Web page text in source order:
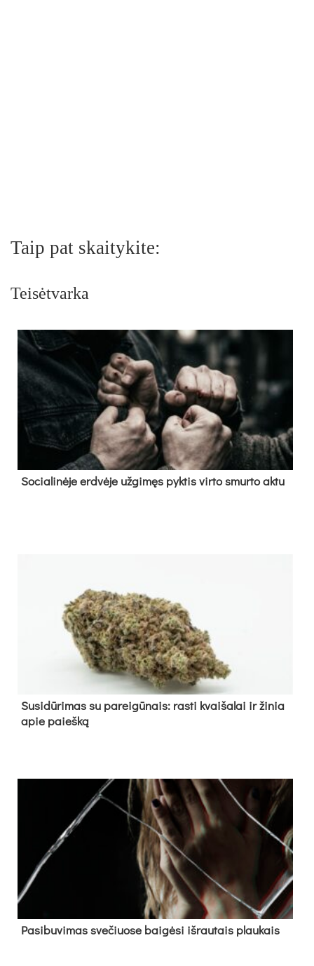
Taip pat skaitykite:
Teisėtvarka
So­cia­li­nė­je erd­vė­je už­gi­męs pyk­tis vir­to smur­to ak­tu
Su­si­dū­ri­mas su pa­rei­gū­nais: ras­ti kvai­ša­lai ir ži­nia
apie paieš­ką
Pa­si­bu­vi­mas sve­čiuo­se bai­gė­si iš­rau­tais plau­kais